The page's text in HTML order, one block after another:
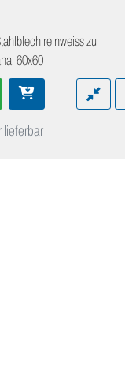
reinweiss zu
60x60
lieferbar